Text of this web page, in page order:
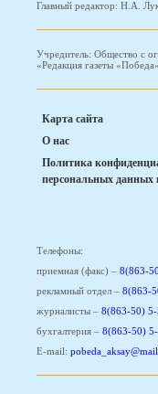
Главный редактор: Н.А.
Учредитель: Общество с
«Редакция газеты «Победа»
Карта сайта
О нас
Политика
персональных данных
Телефоны:
приемная (факс) – 8(863-
рекламный отдел – 8(863-
журналисты – 8(863-50)
бухгалтерия – 8(863-50)
E-mail: